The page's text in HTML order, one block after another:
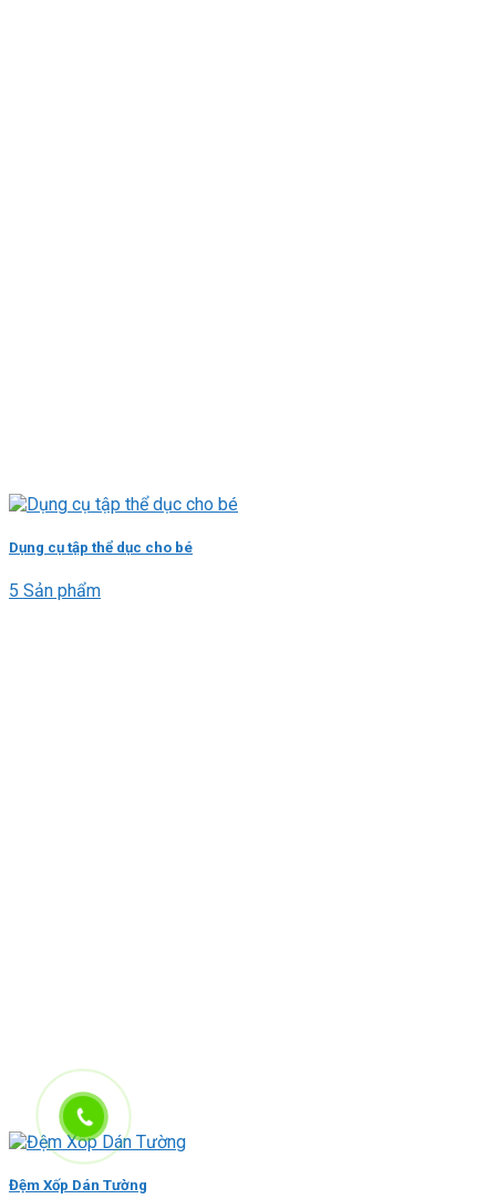
Dụng cụ tập thể dục cho bé
5 Sản phẩm
Đệm Xốp Dán Tường